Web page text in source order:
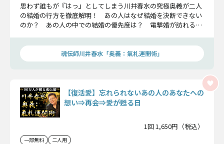
思わず誰もが『はっ』としてしまう川井春水の究極奥義が二人
の結婚の行方を徹底解明！ あの人はなぜ結婚を決断できない
のか？ あの人の中での結婚の優先度は？ 電撃婚が訪れる可
お話ししましょう。
魂伝師川井春水「奥義：氣札運開術」
【復活愛】忘れられないあの人のあなたへの
想い⇒再会⇒愛が甦る日
1回 1,650円（税込）
一部無料 二人用